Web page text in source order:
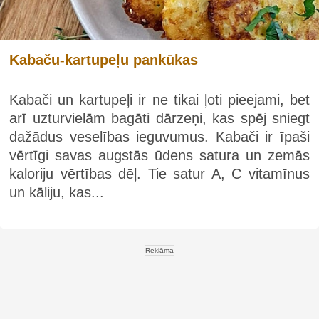
Kabaču-kartupeļu pankūkas
Kabači un kartupeļi ir ne tikai ļoti pieejami, bet
arī uzturvielām bagāti dārzeņi, kas spēj sniegt
dažādus veselības ieguvumus. Kabači ir īpaši
vērtīgi savas augstās ūdens satura un zemās
kaloriju vērtības dēļ. Tie satur A, C vitamīnus
un kāliju, kas...
Reklāma